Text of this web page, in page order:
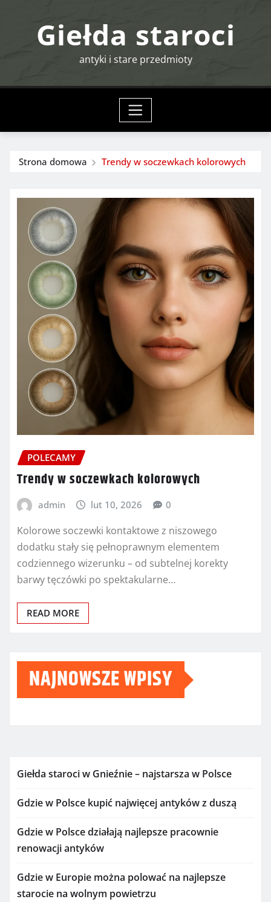
Giełda staroci
antyki i stare przedmioty
Strona domowa Trendy w soczewkach kolorowych
POLECAMY
Trendy w soczewkach kolorowych
admin lut 10, 2026 0
Kolorowe soczewki kontaktowe z niszowego
dodatku stały się pełnoprawnym elementem
codziennego wizerunku – od subtelnej korekty
barwy tęczówki po spektakularne…
READ MORE
NAJNOWSZE WPISY
Giełda staroci w Gnieźnie – najstarsza w Polsce
Gdzie w Polsce kupić najwięcej antyków z duszą
Gdzie w Polsce działają najlepsze pracownie
renowacji antyków
Gdzie w Europie można polować na najlepsze
starocie na wolnym powietrzu